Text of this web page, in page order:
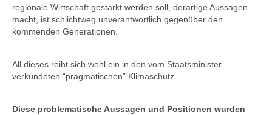
regionale Wirtschaft gestärkt werden soll, derartige Aussagen
macht, ist schlichtweg unverantwortlich gegenüber den
kommenden Generationen.
All dieses reiht sich wohl ein in den vom Staatsminister
verkündeten “pragmatischen” Klimaschutz.
Diese problematische Aussagen und Positionen wurden